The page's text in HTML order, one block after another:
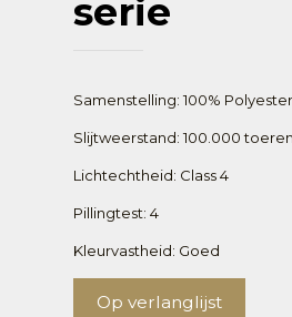
serie
Samenstelling: 100% Polyester
Slijtweerstand: 100.000
Lichtechtheid: Class 4
Pillingtest: 4
Kleurvastheid: Goed
Op verlanglijst